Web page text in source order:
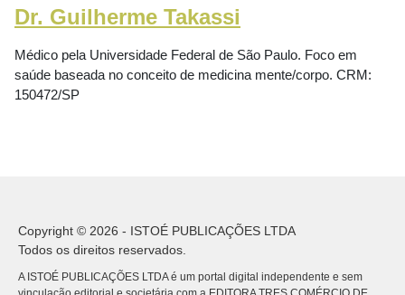
Dr. Guilherme Takassi
Médico pela Universidade Federal de São Paulo. Foco em
saúde baseada no conceito de medicina mente/corpo. CRM:
150472/SP
Copyright © 2026 - ISTOÉ PUBLICAÇÕES LTDA
Todos os direitos reservados.
A ISTOÉ PUBLICAÇÕES LTDA é um portal digital independente e sem